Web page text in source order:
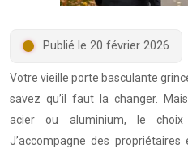
Publié le 20 février 2026
Votre vieille porte basculante
savez qu’il faut la changer.
acier ou aluminium, le
J’accompagne des